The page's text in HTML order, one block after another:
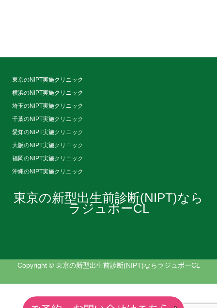
東京のNIPT実施クリニック
横浜のNIPT実施クリニック
埼玉のNIPT実施クリニック
千葉のNIPT実施クリニック
愛知のNIPT実施クリニック
大阪のNIPT実施クリニック
福岡のNIPT実施クリニック
沖縄のNIPT実施クリニック
東京の新型出生前診断(NIPT)なら
ラジュボーCL
Copyright © 東京の新型出生前診断(NIPT)ならラジュボーCL